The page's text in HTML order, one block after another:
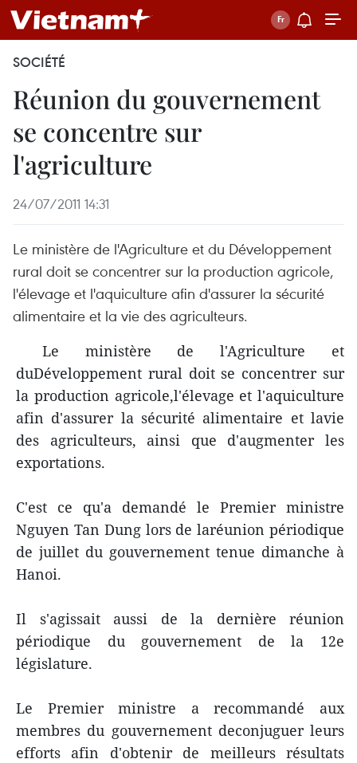
SOCIÉTÉ
Réunion du gouvernement
se concentre sur
l'agriculture
24/07/2011 14:31
Le ministère de l'Agriculture et du Développement
rural doit se concentrer sur la production agricole,
l'élevage et l'aquiculture afin d'assurer la sécurité
alimentaire et la vie des agriculteurs.
Le ministère de l'Agriculture et
duDéveloppement rural doit se concentrer sur
la production agricole,l'élevage et l'aquiculture
afin d'assurer la sécurité alimentaire et lavie
des agriculteurs, ainsi que d'augmenter les
exportations.
C'est ce qu'a demandé le Premier ministre
Nguyen Tan Dung lors de laréunion périodique
de juillet du gouvernement tenue dimanche à
Hanoi.
Il s'agissait aussi de la dernière réunion
périodique du gouvernement de la 12e
législature.
Le Premier ministre a recommandé aux
membres du gouvernement deconjuguer leurs
efforts afin d'obtenir de meilleurs résultats